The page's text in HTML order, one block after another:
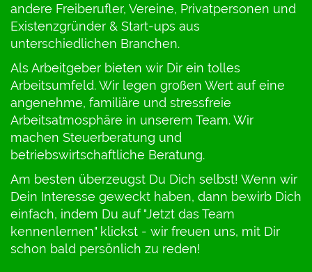
andere Freiberufler, Vereine, Privatpersonen und
Existenzgründer & Start-ups aus
unterschiedlichen Branchen.
Als Arbeitgeber bieten wir Dir ein tolles
Arbeitsumfeld. Wir legen großen Wert auf eine
angenehme, familiäre und stressfreie
Arbeitsatmosphäre in unserem Team. Wir
machen Steuerberatung und
betriebswirtschaftliche Beratung.
Am besten überzeugst Du Dich selbst! Wenn wir
Dein Interesse geweckt haben, dann bewirb Dich
einfach, indem Du auf "Jetzt das Team
kennenlernen" klickst - wir freuen uns, mit Dir
schon bald persönlich zu reden!